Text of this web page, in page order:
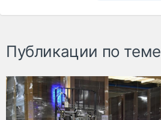
Публикации по теме